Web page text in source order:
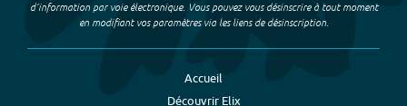
d’information par voie électronique. Vous pouvez vous désinscrire à tout moment
en modifiant vos paramètres via les liens de désinscription.
Accueil
Découvrir Elix